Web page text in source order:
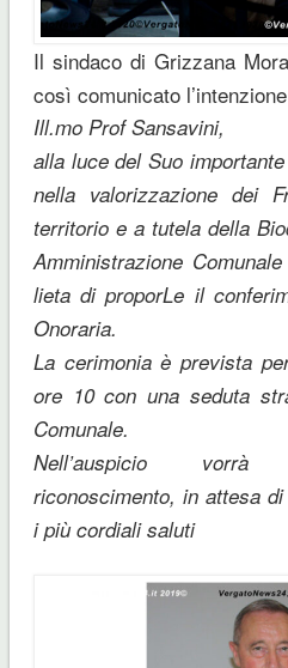
Il sindaco di Grizzana
così comunicato
Ill.mo Prof Sansavini,
alla luce del Suo
nella valorizzazione dei
territorio e a tutela della
Amministrazione
lieta di proporLe il
Onoraria.
La cerimonia è prevista
ore 10 con una seduta
Comunale.
Nell’auspicio
riconoscimento, in attesa
i più cordiali saluti